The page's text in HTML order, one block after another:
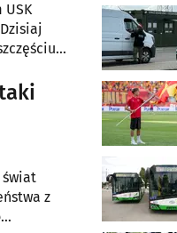
świat
z